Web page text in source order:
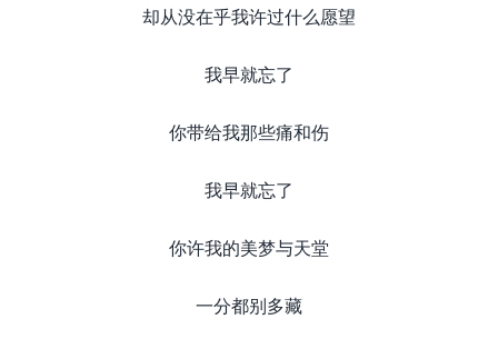
却从没在乎我许过什么愿望
我早就忘了
你带给我那些痛和伤
我早就忘了
你许我的美梦与天堂
一分都别多藏